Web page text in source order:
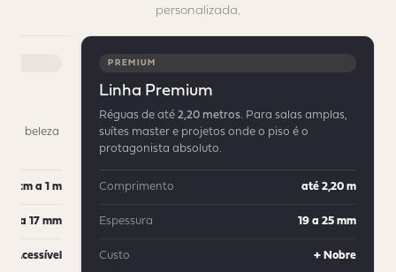
personalizada.
a beleza
30 cm a 1 m
12 a 17 mm
+ Acessível
PREMIUM
Linha Premium
Réguas de até2,20 metros. Para salas amplas,
suítes master e projetos onde o piso é o
protagonista absoluto.
Comprimento até 2,20 m
Espessura 19 a 25 mm
Custo + Nobre